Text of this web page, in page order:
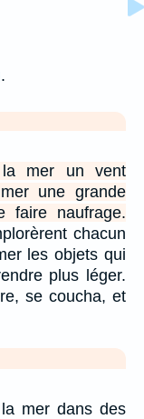
.
mer un vent
une grande
faire naufrage.
chacun
les objets qui
plus léger.
se coucha, et
mer dans des